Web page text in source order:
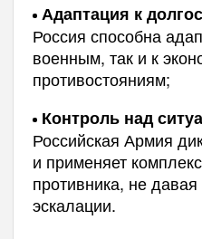
Адаптация к
Россия способна
военным, так и к
противостояниям;
Контроль над
Российская Армия
и применяет
противника, не
эскалации.